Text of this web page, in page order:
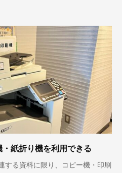
紙折り機を利用できる
する資料に限り、コピー機・印刷